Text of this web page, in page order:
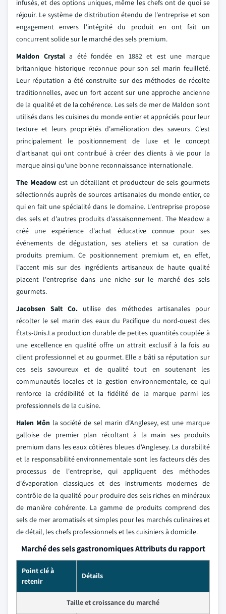
infusés, et des options uniques, même les chefs ont de quoi se
réjouir. Le système de distribution étendu de l'entreprise et son
engagement envers l'intégrité du produit en ont fait un
concurrent solide sur le marché des sels premium.
Maldon Crystala été fondée en 1882 et est une marque
britannique historique reconnue pour son sel marin feuilleté.
Leur réputation a été construite sur des méthodes de récolte
traditionnelles, avec un fort accent sur une approche ancienne
de la qualité et de la cohérence. Les sels de mer de Maldon sont
utilisés dans les cuisines du monde entier et appréciés pour leur
texture et leurs propriétés d'amélioration des saveurs. C'est
principalement le positionnement de luxe et le concept
d'artisanat qui ont contribué à créer des clients à vie pour la
marque ainsi qu'une bonne reconnaissance internationale.
The Meadowest un détaillant et producteur de sels gourmets
sélectionnés auprès de sources artisanales du monde entier, ce
qui en fait une spécialité dans le domaine. L'entreprise propose
des sels et d'autres produits d'assaisonnement. The Meadow a
créé une expérience d'achat éducative connue pour ses
événements de dégustation, ses ateliers et sa curation de
produits premium. Ce positionnement premium et, en effet,
l'accent mis sur des ingrédients artisanaux de haute qualité
placent l'entreprise dans une niche sur le marché des sels
gourmets.
Jacobsen Salt Co. utilise des méthodes artisanales pour
récolter le sel marin des eaux du Pacifique du nord-ouest des
États-Unis.La production durable de petites quantités couplée à
une excellence en qualité offre un attrait exclusif à la fois au
client professionnel et au gourmet. Elle a bâti sa réputation sur
ces sels savoureux et de qualité tout en soutenant les
communautés locales et la gestion environnementale, ce qui
renforce la crédibilité et la fidélité de la marque parmi les
professionnels de la cuisine.
Halen Môn la société de sel marin d'Anglesey, est une marque
galloise de premier plan récoltant à la main ses produits
premium dans les eaux côtières bleues d'Anglesey. La durabilité
et la responsabilité environnementale sont les facteurs clés des
processus de l'entreprise, qui appliquent des méthodes
d'évaporation classiques et des instruments modernes de
contrôle de la qualité pour produire des sels riches en minéraux
de manière cohérente. La gamme de produits comprend des
sels de mer aromatisés et simples pour les marchés culinaires et
de détail, les chefs professionnels et les cuisiniers à domicile.
Marché des sels gastronomiques Attributs du rapport
Point clé à
retenir
Détails
Taille et croissance du marché